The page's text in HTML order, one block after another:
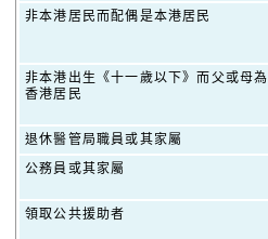
非本港居民而配偶是本港居民
非本港出生《十一歲以下》而父或母為
香港居民
退休醫管局職員或其家屬
公務員或其家屬
領取公共援助者